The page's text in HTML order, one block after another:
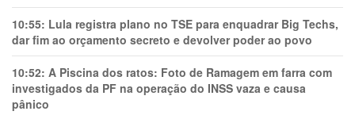
10:55: Lula registra plano no TSE para enquadrar Big Techs,
dar fim ao orçamento secreto e devolver poder ao povo
10:52: A Piscina dos ratos: Foto de Ramagem em farra com
investigados da PF na operação do INSS vaza e causa
pânico